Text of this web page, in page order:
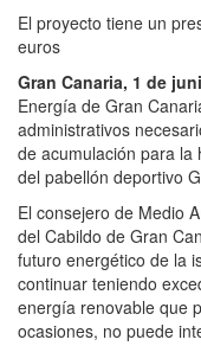
El proyecto tiene un
euros
Gran Canaria, 1 de
Energía de Gran
administrativos
de acumulación para la
del pabellón deportivo
El consejero de Medio
del Cabildo de Gran
futuro energético de la
continuar teniendo
energía renovable que
ocasiones, no puede